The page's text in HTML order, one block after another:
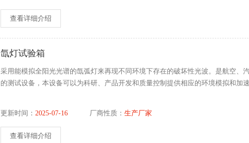
查看详细介绍
氙灯试验箱
采用能模拟全阳光光谱的氙弧灯来再现不同环境下存在的破坏性光波。是航空、
的测试设备，本设备可以为科研、产品开发和质量控制提供相应的环境模拟和加速
更新时间：2025-07-16 厂商性质：生产厂家
查看详细介绍